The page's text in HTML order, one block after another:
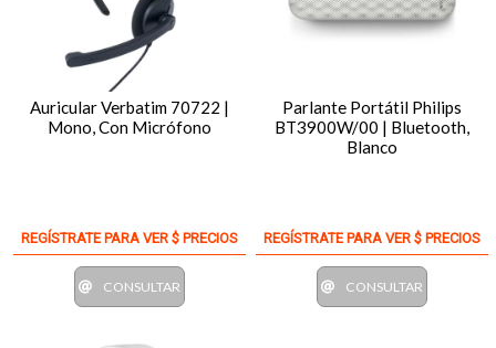
Auricular Verbatim 70722 |
Mono, Con Micrófono
REGÍSTRATE PARA VER $ PRECIOS
CONSULTAR
Parlante Portátil Philips
BT3900W/00 | Bluetooth,
Blanco
REGÍSTRATE PARA VER $ PRECIOS
CONSULTAR